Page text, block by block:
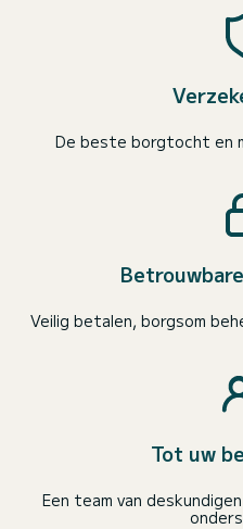
De beste borgtocht en
Veilig betalen, borgsom
Tot uw
Een team van